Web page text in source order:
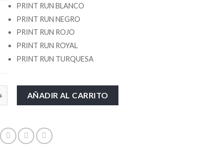
PRINT RUN BLANCO
PRINT RUN NEGRO
PRINT RUN ROJO
PRINT RUN ROYAL
PRINT RUN TURQUESA
AÑADIR AL CARRITO